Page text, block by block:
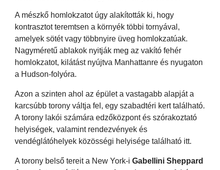
A mészkő homlokzatot úgy alakították ki, hogy
kontrasztot teremtsen a környék többi tornyával,
amelyek sötét vagy többnyire üveg homlokzatúak.
Nagyméretű ablakok nyitják meg az vakító fehér
homlokzatot, kilátást nyújtva Manhattanre és nyugaton
a Hudson-folyóra.
Azon a szinten ahol az épület a vastagabb alapját a
karcsúbb torony váltja fel, egy szabadtéri kert található.
A torony lakói számára edzőközpont és szórakoztató
helyiségek, valamint rendezvények és
vendéglátóhelyek közösségi helyisége található itt.
A torony belső tereit a New York-i Gabellini Sheppard